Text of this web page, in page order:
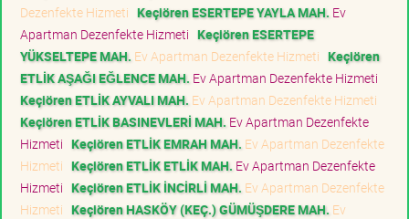
Dezenfekte Hizmeti Keçiören ESERTEPE YAYLA MAH. Ev
Apartman Dezenfekte Hizmeti Keçiören ESERTEPE
YÜKSELTEPE MAH. Ev Apartman Dezenfekte Hizmeti Keçiören
ETLİK AŞAĞI EĞLENCE MAH. Ev Apartman Dezenfekte Hizmeti
Keçiören ETLİK AYVALI MAH. Ev Apartman Dezenfekte Hizmeti
Keçiören ETLİK BASINEVLERİ MAH. Ev Apartman Dezenfekte
Hizmeti Keçiören ETLİK EMRAH MAH. Ev Apartman Dezenfekte
Hizmeti Keçiören ETLİK ETLİK MAH. Ev Apartman Dezenfekte
Hizmeti Keçiören ETLİK İNCİRLİ MAH. Ev Apartman Dezenfekte
Hizmeti Keçiören HASKÖY (KEÇ.) GÜMÜŞDERE MAH. Ev